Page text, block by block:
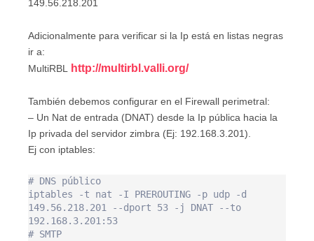
149.56.218.201
Adicionalmente para verificar si la Ip está en listas negras
ir a:
MultiRBL
http://multirbl.valli.org/
También debemos configurar en el Firewall perimetral:
– Un Nat de entrada (DNAT) desde la Ip pública hacia la
Ip privada del servidor zimbra (Ej: 192.168.3.201).
Ej con iptables:
# DNS público
iptables -t nat -I PREROUTING -p udp -d
149.56.218.201 --dport 53 -j DNAT --to
192.168.3.201:53
# SMTP